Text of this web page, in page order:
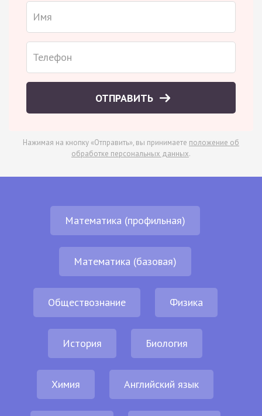
ОТПРАВИТЬ
Нажимая на кнопку «Отправить», вы принимаете положение об
обработке персональных данных.
Математика (профильная)
Математика (базовая)
Обществознание Физика
История Биология
Химия Английский язык